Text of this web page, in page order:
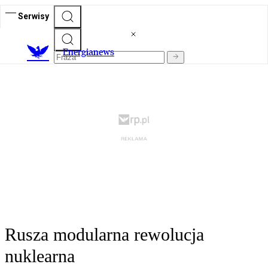
Serwisy
Energianews
Rusza modularna rewolucja
nuklearna